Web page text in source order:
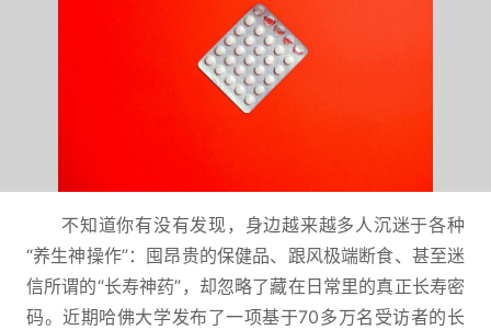
不知道你有没有发现，身边越来越多人沉迷于各种
“养生神操作”：囤昂贵的保健品、跟风极端断食、甚至迷
信所谓的“长寿神药”，却忽略了藏在日常里的真正长寿密
码。近期哈佛大学发布了一项基于70多万名受访者的长